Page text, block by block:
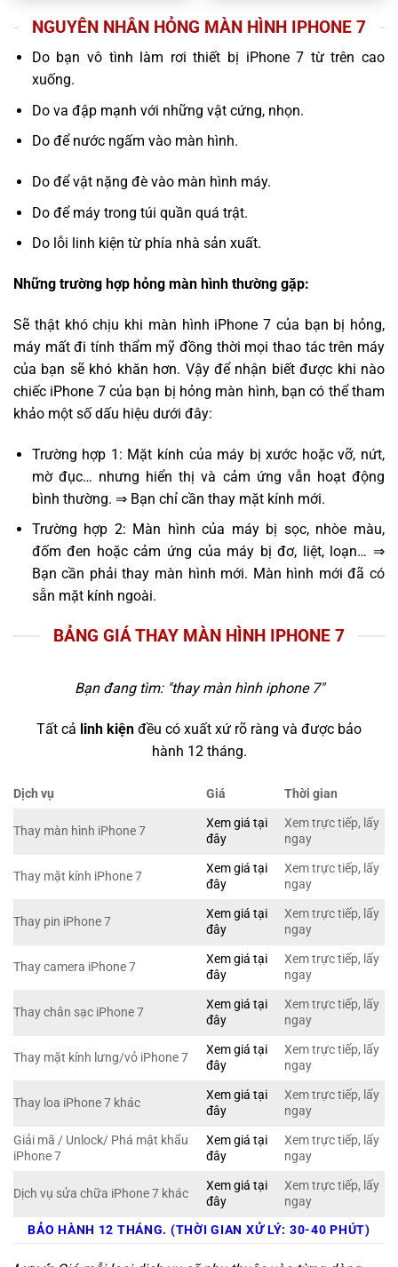
NGUYÊN NHÂN HỎNG MÀN HÌNH IPHONE 7
Do bạn vô tình làm rơi thiết bị iPhone 7 từ trên cao
xuống.
Do va đập mạnh với những vật cứng, nhọn.
Do để nước ngấm vào màn hình.
Do để vật nặng đè vào màn hình máy.
Do để máy trong túi quần quá trật.
Do lỗi linh kiện từ phía nhà sản xuất.
Những trường hợp hỏng màn hình thường gặp:
Sẽ thật khó chịu khi màn hình iPhone 7 của bạn bị hỏng,
máy mất đi tính thẩm mỹ đồng thời mọi thao tác trên máy
của bạn sẽ khó khăn hơn. Vậy để nhận biết được khi nào
chiếc iPhone 7 của bạn bị hỏng màn hình, bạn có thể tham
khảo một số dấu hiệu dưới đây:
Trường hợp 1: Mặt kính của máy bị xước hoặc vỡ, nứt,
mờ đục… nhưng hiển thị và cảm ứng vẫn hoạt động
bình thường. ⇒ Bạn chỉ cần thay mặt kính mới.
Trường hợp 2: Màn hình của máy bị sọc, nhòe màu,
đốm đen hoặc cảm ứng của máy bị đơ, liệt, loạn… ⇒
Bạn cần phải thay màn hình mới. Màn hình mới đã có
sẵn mặt kính ngoài.
BẢNG GIÁ THAY MÀN HÌNH IPHONE 7
Bạn đang tìm: "thay màn hình iphone 7"
Tất cả linh kiện đều có xuất xứ rõ ràng và được bảo
hành 12 tháng.
Dịch vụ Giá Thời gian
Thay màn hình iPhone 7
Xem giá tại
đây
Xem trực tiếp, lấy
ngay
Thay mặt kính iPhone 7
Xem giá tại
đây
Xem trực tiếp, lấy
ngay
Thay pin iPhone 7
Xem giá tại
đây
Xem trực tiếp, lấy
ngay
Thay camera iPhone 7
Xem giá tại
đây
Xem trực tiếp, lấy
ngay
Thay chân sạc iPhone 7
Xem giá tại
đây
Xem trực tiếp, lấy
ngay
Thay mặt kính lưng/vỏ iPhone 7
Xem giá tại
đây
Xem trực tiếp, lấy
ngay
Thay loa iPhone 7 khác
Xem giá tại
đây
Xem trực tiếp, lấy
ngay
Giải mã / Unlock/ Phá mật khẩu
iPhone 7
Xem giá tại
đây
Xem trực tiếp, lấy
ngay
Dịch vụ sửa chữa iPhone 7 khác
Xem giá tại
đây
Xem trực tiếp, lấy
ngay
BẢO HÀNH 12 THÁNG. (THỜI GIAN XỬ LÝ: 30-40 PHÚT)